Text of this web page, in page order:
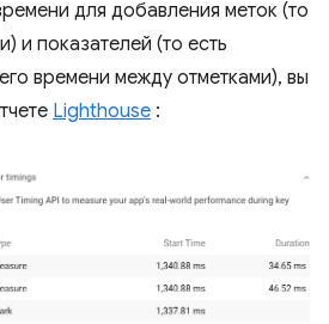
для добавления меток (то
и показателей (то есть
времени между отметками), вы
Lighthouse :